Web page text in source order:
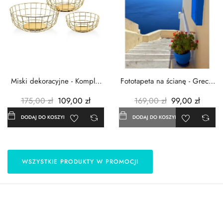
Miski dekoracyjne - Komplet
175,00 zł 109,00 zł
DODAJ DO KOSZYKA
Fototapeta na ścianę - Grecja
169,00 zł 99,00 zł
DODAJ DO KOSZYKA
WSZYSTKIE PRODUKTY W PROMOCJI